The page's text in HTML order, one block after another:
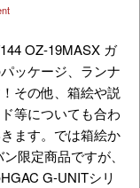
OZ-19MASX ガ
ッケージ、ランナ
その他、箱絵や説
等についても合わ
ます。では箱絵か
限定商品ですが、
G-UNITシリ